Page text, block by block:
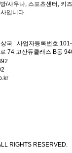
/사우나, 스포츠센터, 키
입니다.
국 사업자등록번호
74 고산듀클래스 B동
RIGHTS RESERVED.